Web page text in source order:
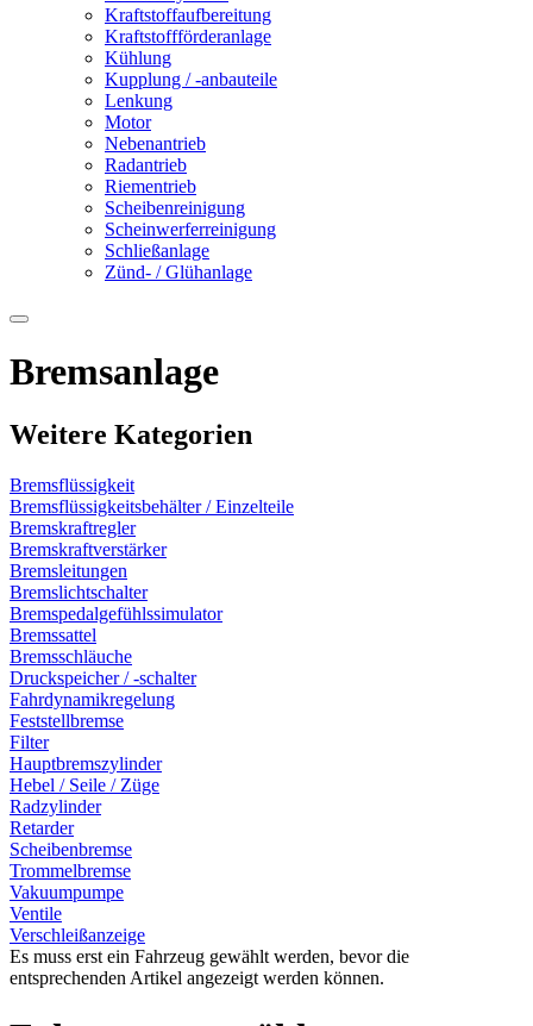
Kraftstoffaufbereitung
Kraftstoffförderanlage
Kühlung
Kupplung / -anbauteile
Lenkung
Motor
Nebenantrieb
Radantrieb
Riementrieb
Scheibenreinigung
Scheinwerferreinigung
Schließanlage
Zünd- / Glühanlage
Bremsanlage
Weitere Kategorien
Bremsflüssigkeit
Bremsflüssigkeitsbehälter / Einzelteile
Bremskraftregler
Bremskraftverstärker
Bremsleitungen
Bremslichtschalter
Bremspedalgefühlssimulator
Bremssattel
Bremsschläuche
Druckspeicher / -schalter
Fahrdynamikregelung
Feststellbremse
Filter
Hauptbremszylinder
Hebel / Seile / Züge
Radzylinder
Retarder
Scheibenbremse
Trommelbremse
Vakuumpumpe
Ventile
Verschleißanzeige
Es muss erst ein Fahrzeug gewählt werden, bevor die
entsprechenden Artikel angezeigt werden können.